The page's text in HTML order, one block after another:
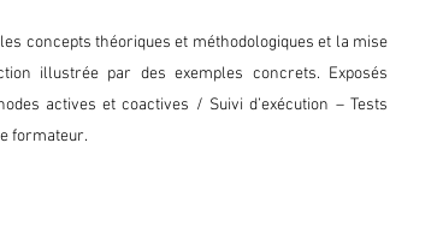
de l’intégration du personnel
concepts théoriques et méthodologiques et la mise
illustrée par des exemples concrets. Exposés
actives et coactives / Suivi d’exécution – Tests
formateur.